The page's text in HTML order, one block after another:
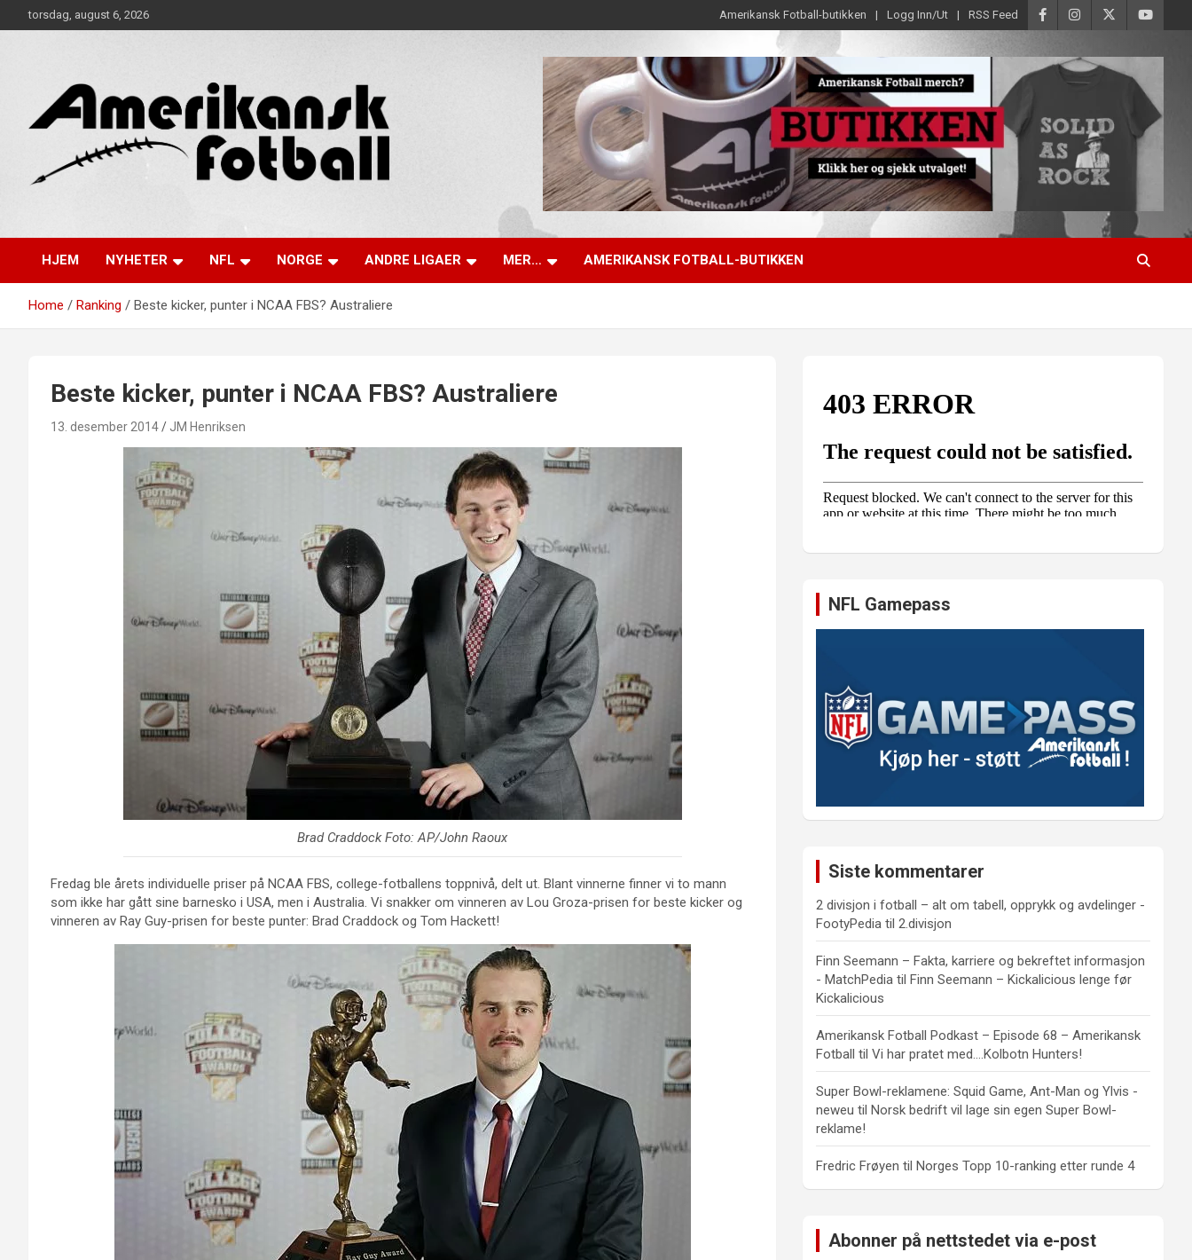
to
torsdag, august 6, 2026 Amerikansk Fotball-butikken Logg Inn/Ut RSS Feed
HJEM NYHETER NFL NORGE ANDRE LIGAER MER… AMERIKANSK FOTBALL-BUTIKKEN
Home Ranking Beste kicker, punter i NCAA FBS? Australiere
Beste kicker, punter i NCAA FBS? Australiere
13. desember 2014 JM Henriksen
Brad Craddock Foto: AP/John Raoux
Fredag ble årets individuelle priser på NCAA FBS, college-fotballens toppnivå, delt ut. Blant vinnerne finner vi to mann
som ikke har gått sine barnesko i USA, men i Australia. Vi snakker om vinneren av Lou Groza-prisen for beste kicker og
vinneren av Ray Guy-prisen for beste punter: Brad Craddock og Tom Hackett!
NFL Gamepass
Siste kommentarer
2 divisjon i fotball – alt om tabell, opprykk og avdelinger -
FootyPedia til2.divisjon
Finn Seemann – Fakta, karriere og bekreftet informasjon
- MatchPedia tilFinn Seemann – Kickalicious lenge før
Kickalicious
Amerikansk Fotball Podkast – Episode 68 – Amerikansk
Fotball tilVi har pratet med….Kolbotn Hunters!
Super Bowl-reklamene: Squid Game, Ant-Man og Ylvis -
neweu tilNorsk bedrift vil lage sin egen Super Bowl-
reklame!
Fredric Frøyen tilNorges Topp 10-ranking etter runde 4
Abonner på nettstedet via e-post